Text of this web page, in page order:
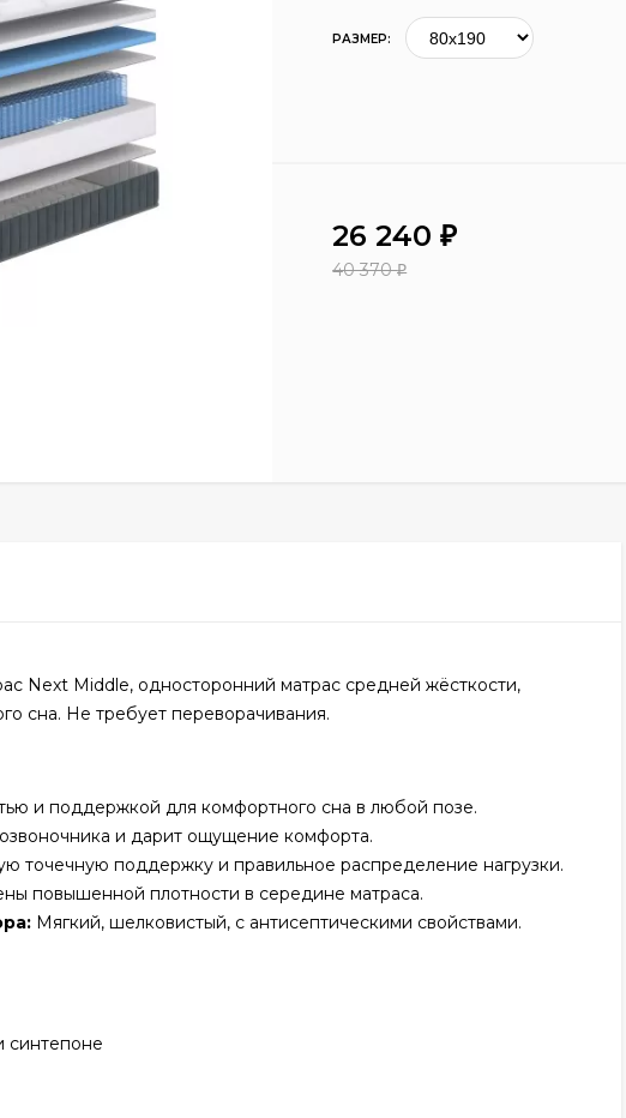
РАЗМЕР:
26 240₽
40 370₽
Next Middle, односторонний матрас средней жёсткости,
сна. Не требует переворачивания.
и поддержкой для комфортного сна в любой позе.
и дарит ощущение комфорта.
точечную поддержку и правильное распределение нагрузки.
повышенной плотности в середине матраса.
Мягкий, шелковистый, с антисептическими свойствами.
синтепоне